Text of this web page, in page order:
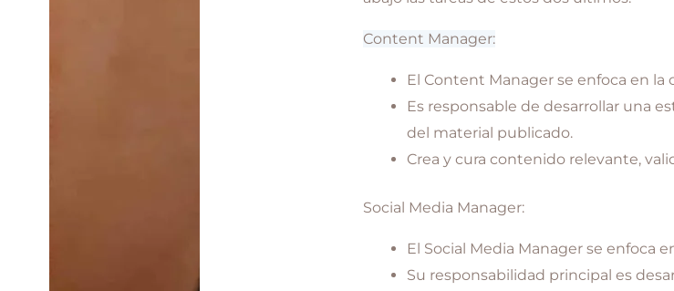
Content Manager:
El Content Manager se enfoca en
Es responsable de desarrollar una
del material publicado.
Crea y cura contenido relevante,
Social Media Manager:
El Social Media Manager se enfoca
Su responsabilidad principal es